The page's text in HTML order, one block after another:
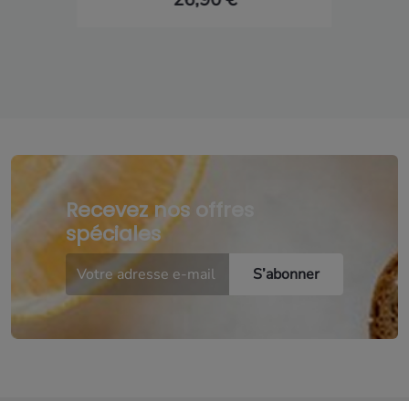
Recevez nos offres
spéciales